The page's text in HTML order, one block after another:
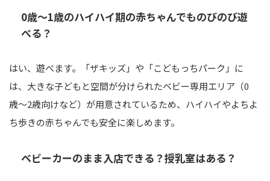
0歳〜1歳のハイハイ期の赤ちゃんでものびのび遊
べる？
はい、遊べます。「ザキッズ」や「こどもっちパーク」に
は、大きな子どもと空間が分けられたベビー専用エリア（0
歳〜2歳向けなど）が用意されているため、ハイハイやよちよ
ち歩きの赤ちゃんでも安全に楽しめます。
ベビーカーのまま入店できる？授乳室はある？